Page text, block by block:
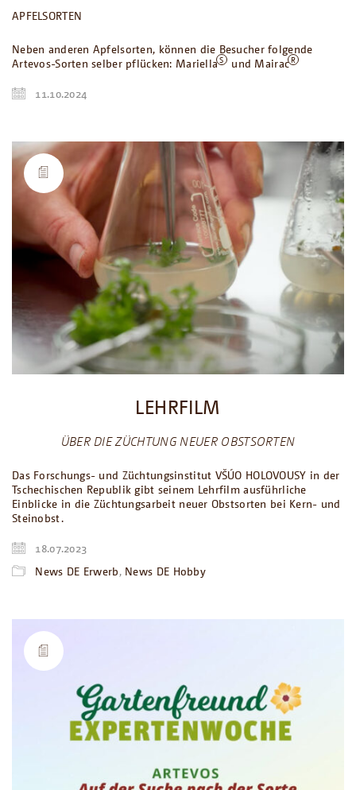
APFELSORTEN
Neben anderen Apfelsorten, können die Besucher folgende
Artevos-Sorten selber pflücken: Mariellaund Mairac
11.10.2024
LEHRFILM
ÜBER DIE ZÜCHTUNG NEUER OBSTSORTEN
Das Forschungs- und Züchtungsinstitut VŠÚO HOLOVOUSY in der
Tschechischen Republik gibt seinem Lehrfilm ausführliche
Einblicke in die Züchtungsarbeit neuer Obstsorten bei Kern- und
Steinobst.
18.07.2023
News DE Erwerb, News DE Hobby